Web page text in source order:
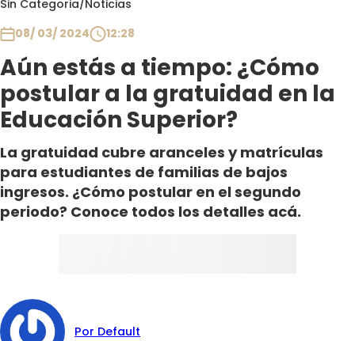
Sin Categoria/Noticias
08/ 03/ 2024
12:28
Aún estás a tiempo: ¿Cómo
postular a la gratuidad en la
Educación Superior?
La gratuidad cubre aranceles y matrículas
para estudiantes de familias de bajos
ingresos. ¿Cómo postular en el segundo
periodo? Conoce todos los detalles acá.
Por Default
Club De La Comedia
Contigo en Directo
Plan Perfecto
El Tiempo
Sabingo
Todos Los Programas